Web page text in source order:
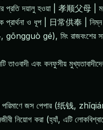
দয়ালু হওয়া | 孝顺父母 |
ও ধূপ | 日常供奉 | নিম্ন
gōngguò gé), মিং রাজবংশের
এবং কনফুসীয়
জস পেপার (纸钱,
নিয়োগ করা (হ্যাঁ, এটি